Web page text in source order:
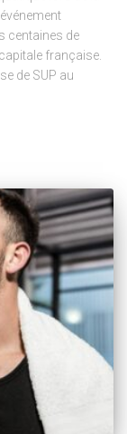
centaines de
française.
de SUP au